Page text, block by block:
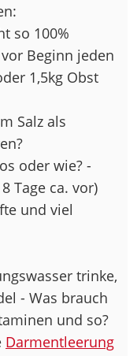
so 100%
Beginn jeden
1,5kg Obst
Salz als
oder wie? -
Tage ca. vor)
und viel
trinke,
- Was brauch
und so?
Darmentleerung